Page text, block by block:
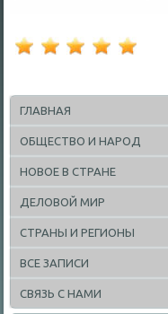
ГЛАВНАЯ
ОБЩЕСТВО И НАРОД
НОВОЕ В СТРАНЕ
ДЕЛОВОЙ МИР
СТРАНЫ И РЕГИОНЫ
ВСЕ ЗАПИСИ
СВЯЗЬ С НАМИ